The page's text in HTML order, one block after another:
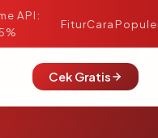
API:
FiturCara
Cek Gratis